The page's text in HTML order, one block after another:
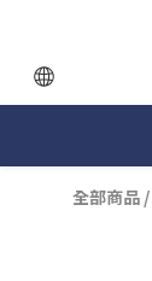
全部商品 /